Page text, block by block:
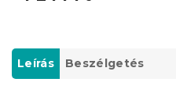
Leírás Beszélgetés